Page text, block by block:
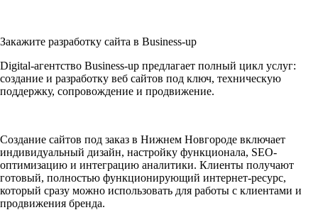
Закажите разработку сайта в Business-up
Digital-агентство Business-up предлагает полный цикл услуг:
создание и разработку веб сайтов под ключ, техническую
поддержку, сопровождение и продвижение.
Создание сайтов под заказ в Нижнем Новгороде включает
индивидуальный дизайн, настройку функционала, SEO-
оптимизацию и интеграцию аналитики. Клиенты получают
готовый, полностью функционирующий интернет-ресурс,
который сразу можно использовать для работы с клиентами и
продвижения бренда.